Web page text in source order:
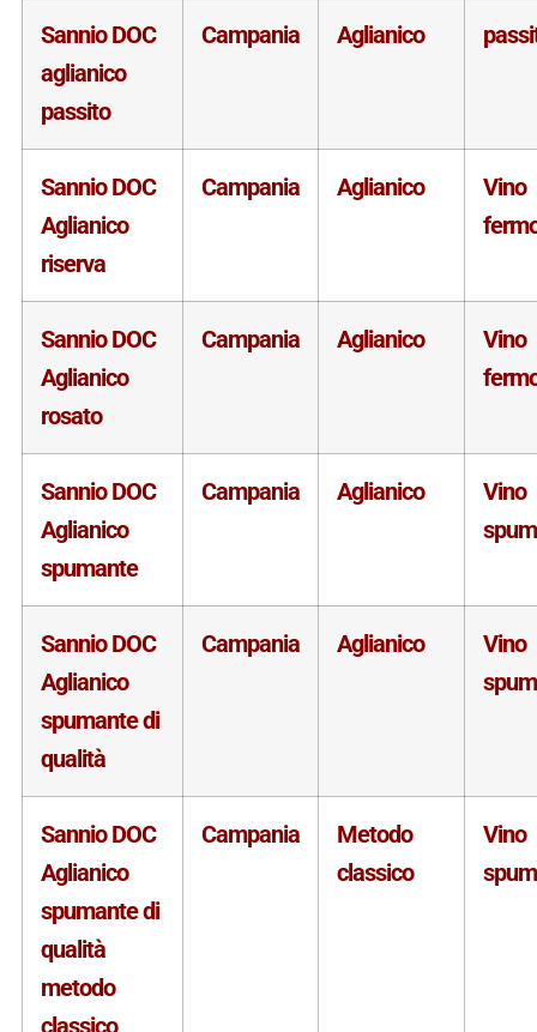
Sannio DOC
aglianico
passito
Campania Aglianico
Sannio DOC
Aglianico
riserva
Campania Aglianico
Vino
Sannio DOC
Aglianico
rosato
Campania Aglianico
Vino
Sannio DOC
Aglianico
spumante
Campania Aglianico
Vino
Sannio DOC
Aglianico
spumante di
qualità
Campania Aglianico
Vino
Sannio DOC
Aglianico
spumante di
qualità
metodo
classico
Campania
Metodo
classico
Vino